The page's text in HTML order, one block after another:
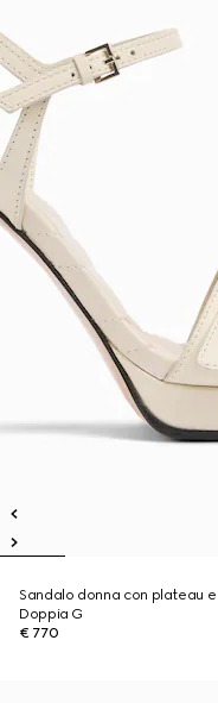
Sandalo donna con plateau e
Doppia G
€ 770